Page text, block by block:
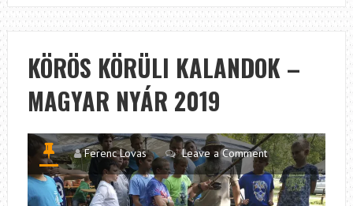
SZÉLLEL
CIMBORÁLÓK
KÖRÖS KÖRÜLI KALANDOK –
MAGYAR NYÁR 2019
Ferenc Lovas Leave a Comment